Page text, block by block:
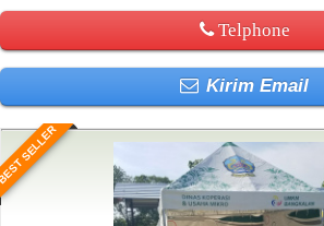
Telphone
Kirim Email
SELLER